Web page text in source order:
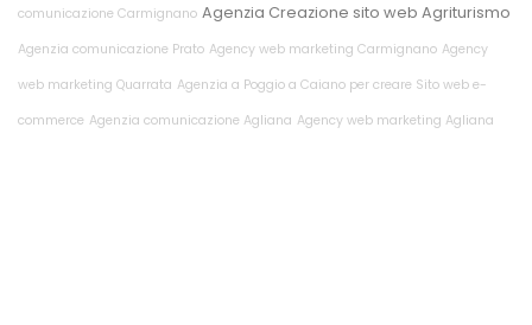
comunicazione Carmignano Agenzia Creazione sito web Agriturismo
Agenzia comunicazione Prato Agency web marketing Carmignano Agency
web marketing Quarrata Agenzia a Poggio a Caiano per creare Sito web e-
commerce Agenzia comunicazione Agliana Agency web marketing Agliana